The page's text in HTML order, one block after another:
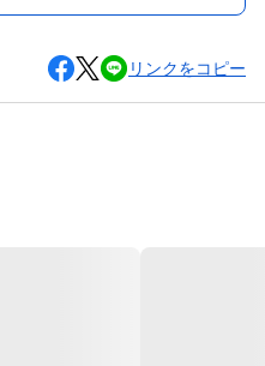
リンクをコピー